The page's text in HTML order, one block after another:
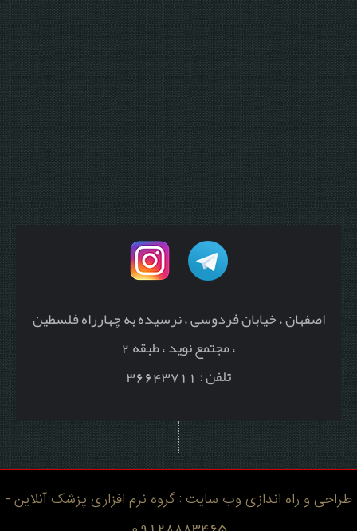
اصفهان ، خیابان فردوسی ، نرسیده به چهارراه فلسطین
، مجتمع نوید ، طبقه 2
تلفن : 36643711
طراحی و راه اندازی وب سایت : گروه نرم افزاری پزشک آنلاین -